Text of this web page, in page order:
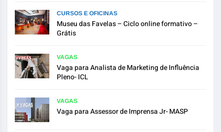
CURSOS E OFICINAS
Museu das Favelas – Ciclo online formativo –
Grátis
VAGAS
Vaga para Analista de Marketing de Influência
Pleno- ICL
VAGAS
Vaga para Assessor de Imprensa Jr- MASP